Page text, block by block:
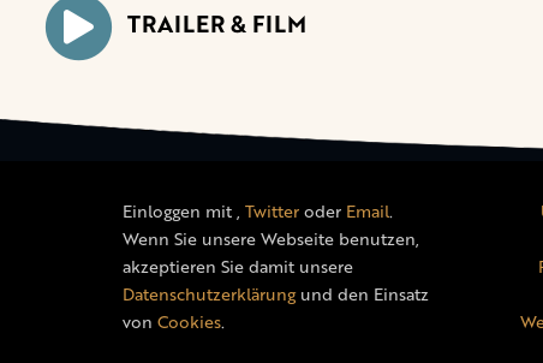
TRAILER & FILM
Einloggen mit, Twitteroder Email.
Wenn Sie unsere Webseite benutzen,
akzeptieren Sie damit unsere
Datenschutzerklärungund den Einsatz
von Cookies.